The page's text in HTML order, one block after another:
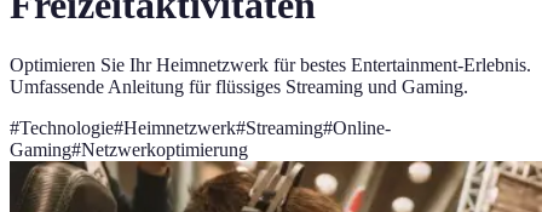
Optimieren Sie Ihr Heimnetzwerk für bestes Entertainment-Erlebnis.
Umfassende Anleitung für flüssiges Streaming und Gaming.
#Technologie#Heimnetzwerk#Streaming#Online-
Gaming#Netzwerkoptimierung